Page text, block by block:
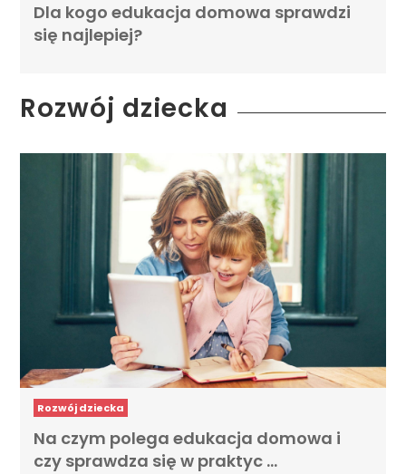
Dla kogo edukacja domowa sprawdzi
się najlepiej?
Rozwój dziecka
Rozwój dziecka
Na czym polega edukacja domowa i
czy sprawdza się w praktyc …